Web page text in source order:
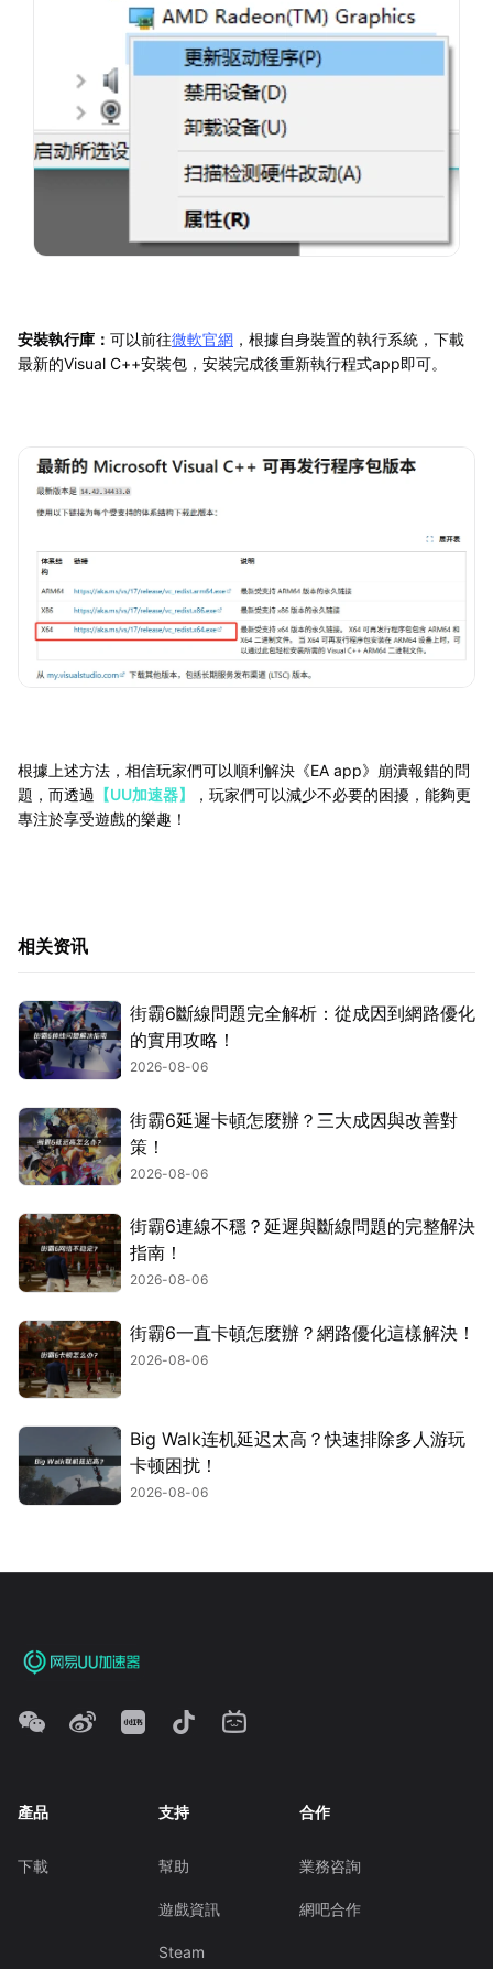
安裝執行庫： 可以前往微軟官網 ，根據自身裝置的執行系統，下載
最新的Visual C++安裝包，安裝完成後重新執行程式app即可。
根據上述方法，相信玩家們可以順利解決《EA app》崩潰報錯的問
題，而透過 【UU加速器】
，玩家們可以減少不必要的困擾，能夠更
專注於享受遊戲的樂趣！
相关资讯
街霸6斷線問題完全解析：從成因到網路優化
的實用攻略！
2026-08-06
街霸6延遲卡頓怎麼辦？三大成因與改善對
策！
2026-08-06
街霸6連線不穩？延遲與斷線問題的完整解決
指南！
2026-08-06
街霸6一直卡頓怎麼辦？網路優化這樣解決！
2026-08-06
Big Walk连机延迟太高？快速排除多人游玩
卡顿困扰！
2026-08-06
產品
下載
支持
幫助
遊戲資訊
Steam
合作
業務咨詢
網吧合作